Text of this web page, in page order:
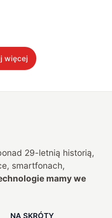
więcej
29-letnią historią,
smartfonach,
mamy we
NA SKRÓTY